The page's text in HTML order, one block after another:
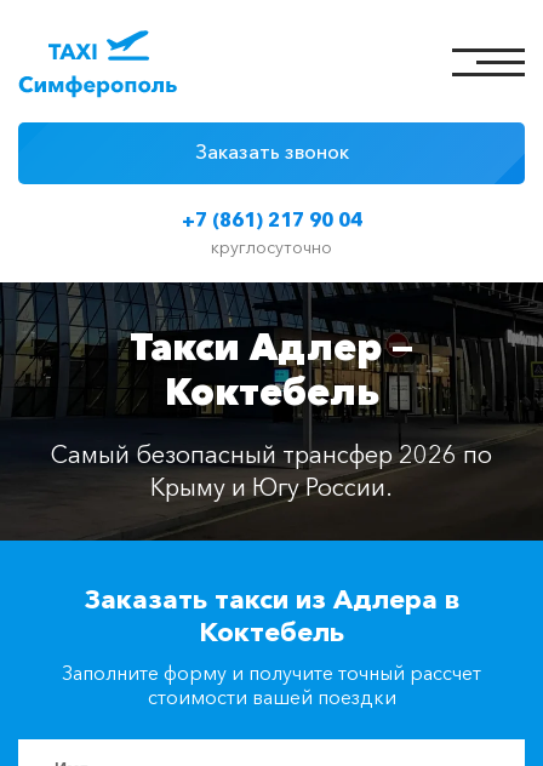
+7 (861) 217 90 04
круглосуточно
Заказать звонок
Цены на такси
Классы автомобилей
Отзывы
Контакты
Заказать такси
Такси Адлер —
Коктебель
Самый безопасный трансфер 2026 по
Крыму и Югу России.
Заказать такси из Адлера в
Коктебель
Заполните форму и получите точный рассчет
стоимости вашей поездки